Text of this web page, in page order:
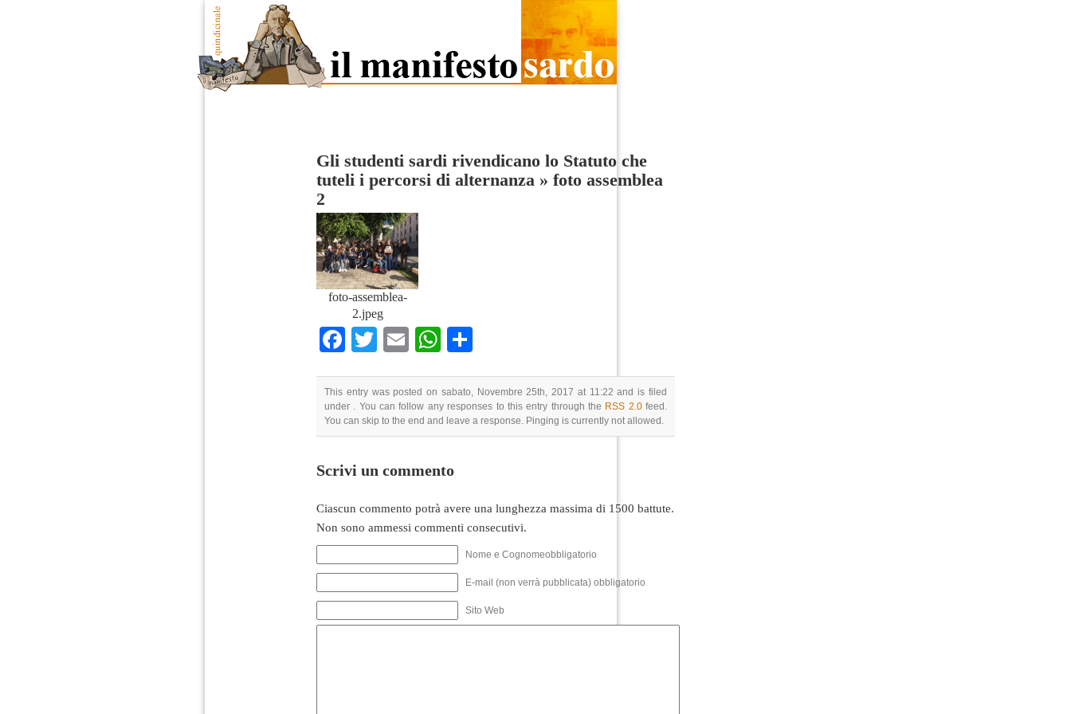
Gli studenti sardi rivendicano lo Statuto che
tuteli i percorsi di alternanza » foto assemblea
2
foto-assemblea-
2.jpeg
Facebook
TwitterEmailWhatsApp
This entry was posted on sabato, Novembre 25th, 2017 at 11:22 and is filed
under . You can follow any responses to this entry through the RSS 2.0feed.
You can skip to the end and leave a response. Pinging is currently not allowed.
Scrivi un commento
Ciascun commento potrà avere una lunghezza massima di 1500 battute.
Non sono ammessi commenti consecutivi.
Nome e Cognomeobbligatorio
E-mail (non verrà pubblicata) obbligatorio
Sito Web